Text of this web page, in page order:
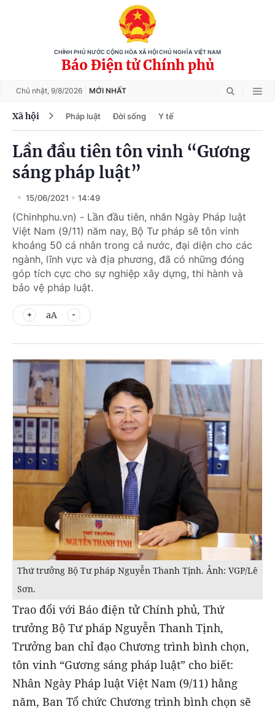
CHÍNH PHỦ NƯỚC CỘNG HÒA XÃ HỘI CHỦ NGHĨA VIỆT NAM
Báo Điện tử Chính phủ
Chủ nhật, 9/8/2026 MỚI NHẤT
Xã hội Pháp luật Đời sống Y tế
Lần đầu tiên tôn vinh “Gương
sáng pháp luật”
15/06/2021 14:49
(Chinhphu.vn) - Lần đầu tiên, nhân Ngày Pháp luật
Việt Nam (9/11) năm nay, Bộ Tư pháp sẽ tôn vinh
khoảng 50 cá nhân trong cả nước, đại diện cho các
ngành, lĩnh vực và địa phương, đã có những đóng
góp tích cực cho sự nghiệp xây dựng, thi hành và
bảo vệ pháp luật.
aA
Thứ trưởng Bộ Tư pháp Nguyễn Thanh Tịnh. Ảnh: VGP/Lê
Sơn.
Trao đổi với Báo điện tử Chính phủ, Thứ
trưởng Bộ Tư pháp Nguyễn Thanh Tịnh,
Trưởng ban chỉ đạo Chương trình bình chọn,
tôn vinh “Gương sáng pháp luật” cho biết:
Nhân Ngày Pháp luật Việt Nam (9/11) hằng
năm, Ban Tổ chức Chương trình bình chọn sẽ